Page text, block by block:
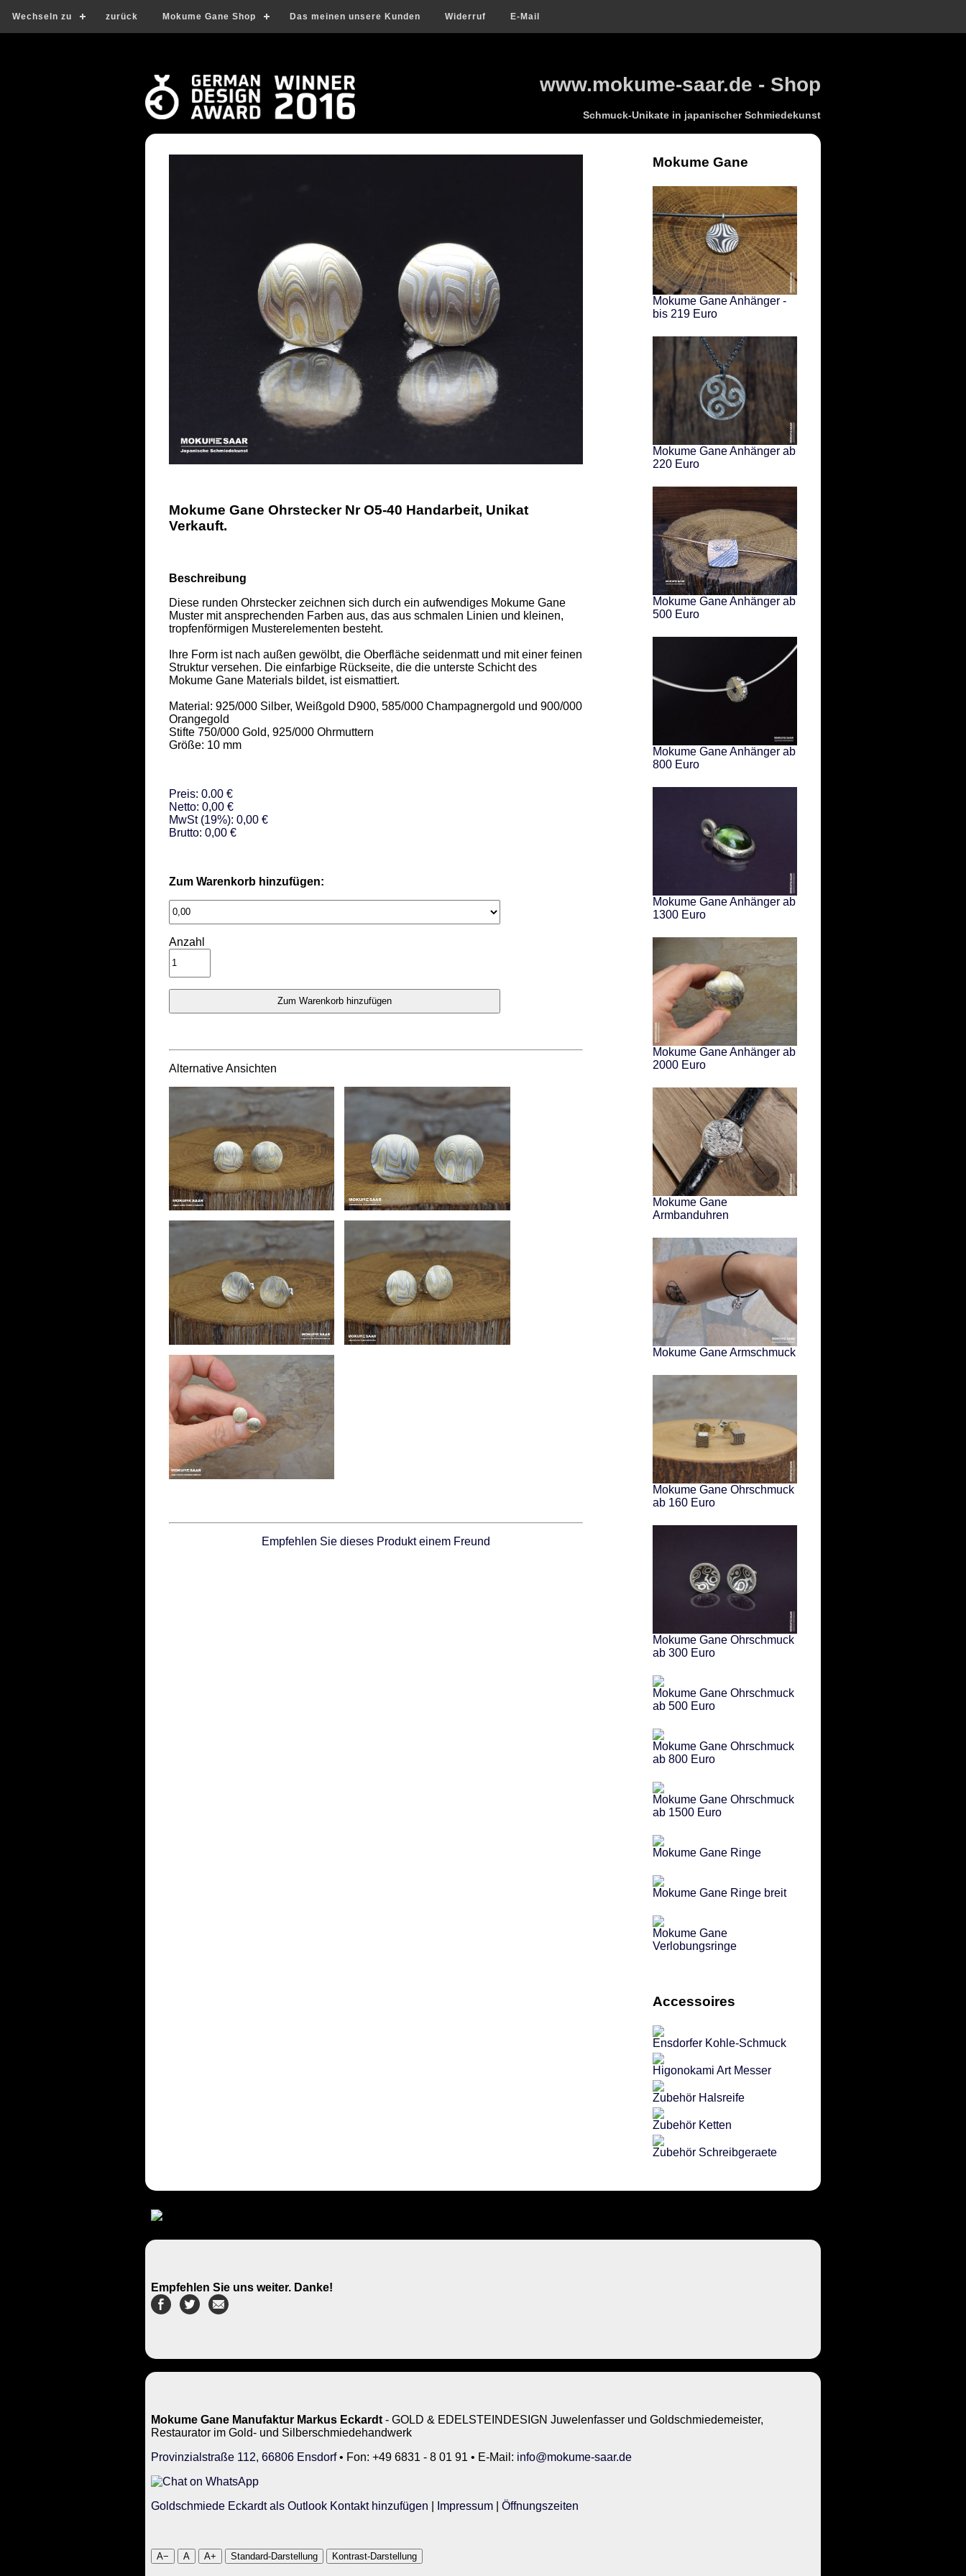
Wechseln zu zurück Mokume Gane Shop Das meinen unsere Kunden Widerruf E-Mail
www.mokume-saar.de - Shop
Schmuck-Unikate in japanischer Schmiedekunst
Mokume Gane Ohrstecker Nr O5-40 Handarbeit, Unikat
Verkauft.
Beschreibung
Diese runden Ohrstecker zeichnen sich durch ein aufwendiges Mokume Gane
Muster mit ansprechenden Farben aus, das aus schmalen Linien und kleinen,
tropfenförmigen Musterelementen besteht.
Ihre Form ist nach außen gewölbt, die Oberfläche seidenmatt und mit einer feinen
Struktur versehen. Die einfarbige Rückseite, die die unterste Schicht des
Mokume Gane Materials bildet, ist eismattiert.
Material: 925/000 Silber, Weißgold D900, 585/000 Champagnergold und 900/000
Orangegold
Stifte 750/000 Gold, 925/000 Ohrmuttern
Größe: 10 mm
Preis: 0.00 €
Netto: 0,00 €
MwSt (19%): 0,00 €
Brutto: 0,00 €
Zum Warenkorb hinzufügen:
Anzahl
Alternative Ansichten
Empfehlen Sie dieses Produkt einem Freund
Mokume Gane
Mokume Gane Anhänger -
bis 219 Euro
Mokume Gane Anhänger ab
220 Euro
Mokume Gane Anhänger ab
500 Euro
Mokume Gane Anhänger ab
800 Euro
Mokume Gane Anhänger ab
1300 Euro
Mokume Gane Anhänger ab
2000 Euro
Mokume Gane
Armbanduhren
Mokume Gane Armschmuck
Mokume Gane Ohrschmuck
ab 160 Euro
Mokume Gane Ohrschmuck
ab 300 Euro
Mokume Gane Ohrschmuck
ab 500 Euro
Mokume Gane Ohrschmuck
ab 800 Euro
Mokume Gane Ohrschmuck
ab 1500 Euro
Mokume Gane Ringe
Mokume Gane Ringe breit
Mokume Gane
Verlobungsringe
Accessoires
Ensdorfer Kohle-Schmuck
Higonokami Art Messer
Zubehör Halsreife
Zubehör Ketten
Zubehör Schreibgeraete
Empfehlen Sie uns weiter. Danke!
Mokume Gane Manufaktur Markus Eckardt - GOLD & EDELSTEINDESIGN Juwelenfasser und Goldschmiedemeister,
Restaurator im Gold- und Silberschmiedehandwerk
Provinzialstraße 112, 66806 Ensdorf• Fon: +49 6831 - 8 01 91 • E-Mail: info@mokume-saar.de
Goldschmiede Eckardt als Outlook Kontakt hinzufügen Impressum Öffnungszeiten
A− A A+ Standard-Darstellung Kontrast-Darstellung